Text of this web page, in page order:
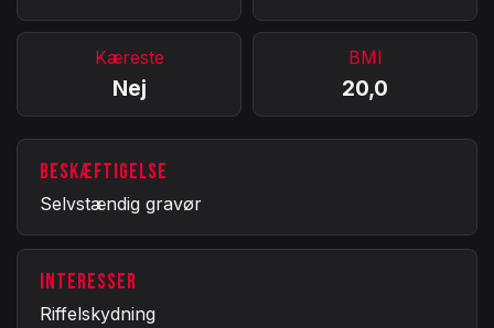
Kæreste
Nej
BMI
20,0
BESKÆFTIGELSE
Selvstændig gravør
INTERESSER
Riffelskydning